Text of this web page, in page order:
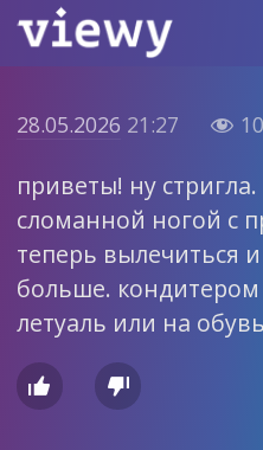
28.05.2026 21:27  10
приветы! ну
сломанной ногой с
теперь вылечиться
больше.
летуаль или на
 